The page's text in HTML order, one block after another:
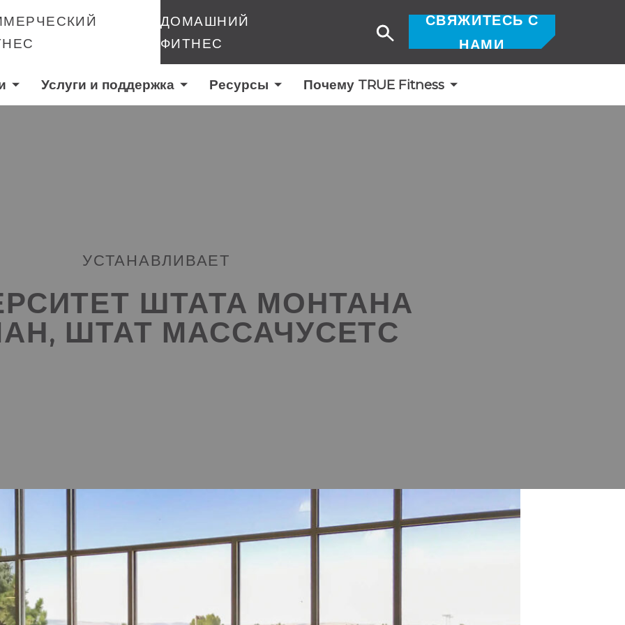
ДОМАШНИЙ
ФИТНЕС
Услуги и поддержка Ресурсы Почему TRUE Fitness
СВЯЖИТЕСЬ С
НАМИ
Поиск
УСТАНАВЛИВАЕТ
ШТАТА МОНТАНА
ШТАТ МАССАЧУСЕТС